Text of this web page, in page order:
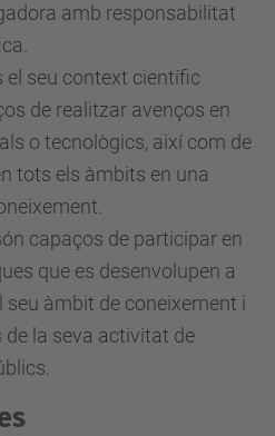
amb responsabilitat
seu context científic
de realitzar avenços en
o tecnològics, així com de
tots els àmbits en una
capaços de participar en
que es desenvolupen a
seu àmbit de coneixement i
la seva activitat de